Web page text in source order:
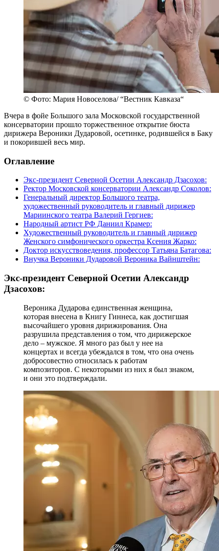
© Фото: Мария Новоселова/ “Вестник Кавказа“
Вчера в фойе Большого зала Московской государственной
консерватории прошло торжественное открытие бюста
дирижера Вероники Дударовой, осетинке, родившейся в Баку
и покорившей весь мир.
Оглавление
Экс-президент Северной Осетии Александр Дзасохов:
Ректор Московской консерватории Александр Соколов:
Генеральный директор Большого театра,
художественный руководитель и главный дирижер
Мариинского театра Валерий Гергиев:
Народный артист РФ Даниил Крамер:
Художественный руководитель и главный дирижер
Женского симфонического оркестра Ксения Жарко:
Доктор искусствоведения, профессор Татьяна Батагова:
Внучка Вероники Дударовой Вероника Вайнштейн:
Экс-президент Северной Осетии Александр
Дзасохов:
Вероника Дударова единственная женщина,
которая внесена в Книгу Гиннеса, как достигшая
высочайшего уровня дирижирования. Она
разрушила представления о том, что дирижерское
дело – мужское. Я много раз был у нее на
концертах и всегда убеждался в том, что она очень
добросовестно относилась к работам
композиторов. С некоторыми из них я был знаком,
и они это подтверждали.